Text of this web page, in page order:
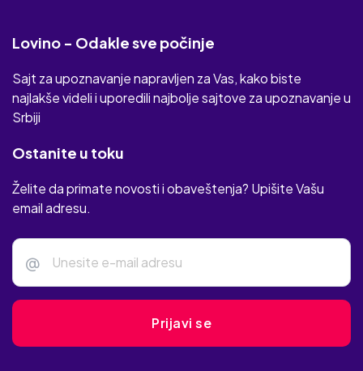
Lovino - Odakle sve počinje
Sajt za upoznavanje napravljen za Vas, kako biste
najlakše videli i uporedili najbolje sajtove za upoznavanje u
Srbiji
Ostanite u toku
Želite da primate novosti i obaveštenja? Upišite Vašu
email adresu.
@
Prijavi se